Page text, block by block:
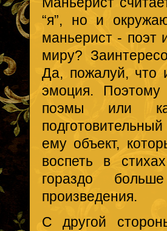
“я”, но и
маньерист - поэт
миру?
Да, пожалуй, что
эмоция. Поэтому
поэмы или
ему объект,
воспеть в
гораздо
произведения.
С другой